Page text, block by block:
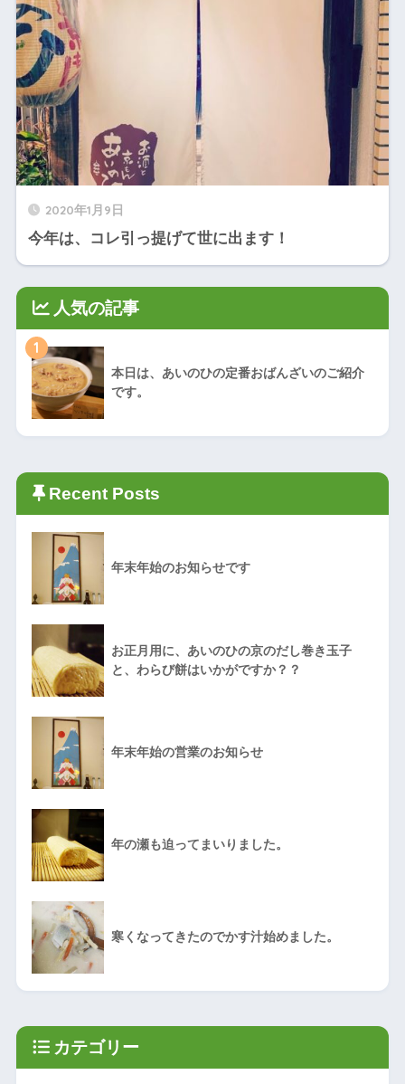
2020年1月9日
今年は、コレ引っ提げて世に出ます！
人気の記事
1
本日は、あいのひの定番おばんざいのご紹介
です。
Recent Posts
年末年始のお知らせです
お正月用に、あいのひの京のだし巻き玉子
と、わらび餅はいかがですか？？
年末年始の営業のお知らせ
年の瀬も迫ってまいりました。
寒くなってきたのでかす汁始めました。
カテゴリー